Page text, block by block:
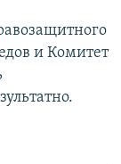
и Комитет